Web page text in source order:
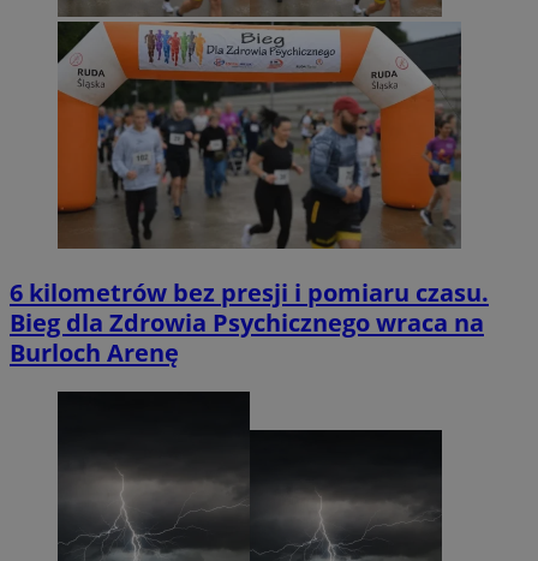
6 kilometrów bez presji i pomiaru czasu.
Bieg dla Zdrowia Psychicznego wraca na
Burloch Arenę